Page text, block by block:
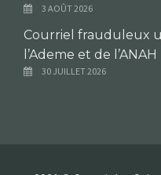
3 AOÛT 2026
Courriel frauduleux
l’Ademe et de l’ANAH
30 JUILLET 2026